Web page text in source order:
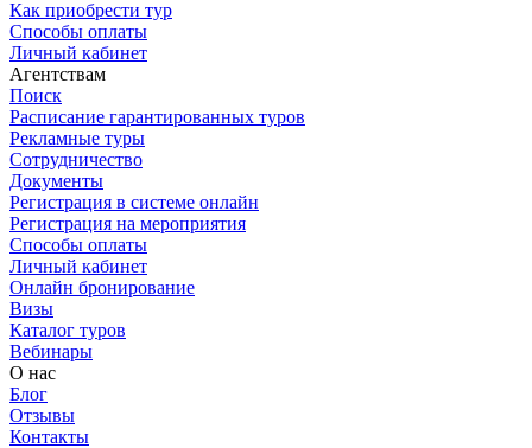
Как приобрести тур
Способы оплаты
Личный кабинет
Агентствам
Поиск
Расписание гарантированных туров
Рекламные туры
Сотрудничество
Документы
Регистрация в системе онлайн
Регистрация на мероприятия
Способы оплаты
Личный кабинет
Онлайн бронирование
Визы
Каталог туров
Вебинары
О нас
Блог
Отзывы
Контакты